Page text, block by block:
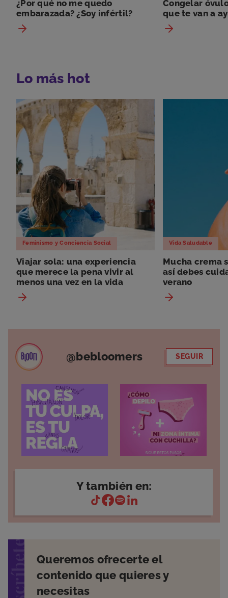
¿Por qué no me quedo
embarazada? ¿Soy infértil?
Congelar
que te van a
Lo más hot
Feminismo y Conciencia Social
Viajar sola: una experiencia
que merece la pena vivir al
menos una vez en la vida
Vida Saludable
Mucha crema
así debes
verano
@bebloomers SEGUIR
Y también en:
Queremos ofrecerte el
contenido que quieres y
necesitas